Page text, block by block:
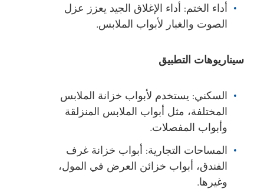
أداء الختم: أداء الإغلاق الجيد يعزز عزل
الصوت والغبار لأبواب الملابس.
سيناريوهات التطبيق
السكني: يستخدم لأبواب خزانة الملابس
المختلفة، مثل أبواب الملابس المنزلقة
وأبواب المفصلات.
المساحات التجارية: أبواب خزانة غرف
الفندق، أبواب خزائن العرض في المول،
وغيرها.